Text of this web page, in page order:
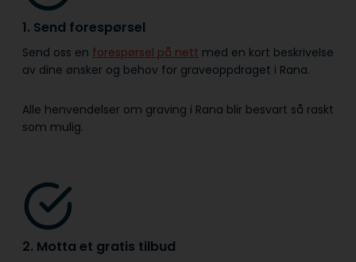
1. Send forespørsel
Send oss en forespørsel på nett med en kort beskrivelse
av dine ønsker og behov for graveoppdraget i Rana.
Alle henvendelser om graving i Rana blir besvart så raskt
som mulig.
2. Motta et gratis tilbud